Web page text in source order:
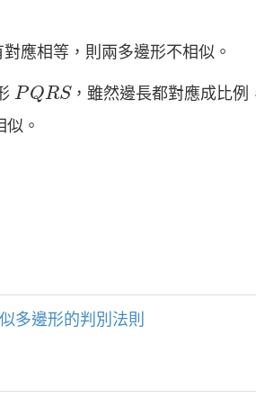
應相等，則兩多邊形不相似。
PQRS
PQRS ，雖然邊長都對應成比例
。
多邊形的判別法則